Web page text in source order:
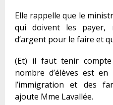
Elle rappelle que le
qui doivent les payer,
d’argent pour le faire et
(Et) il faut tenir
nombre d’élèves est
l’immigration et des
ajoute Mme Lavallée.